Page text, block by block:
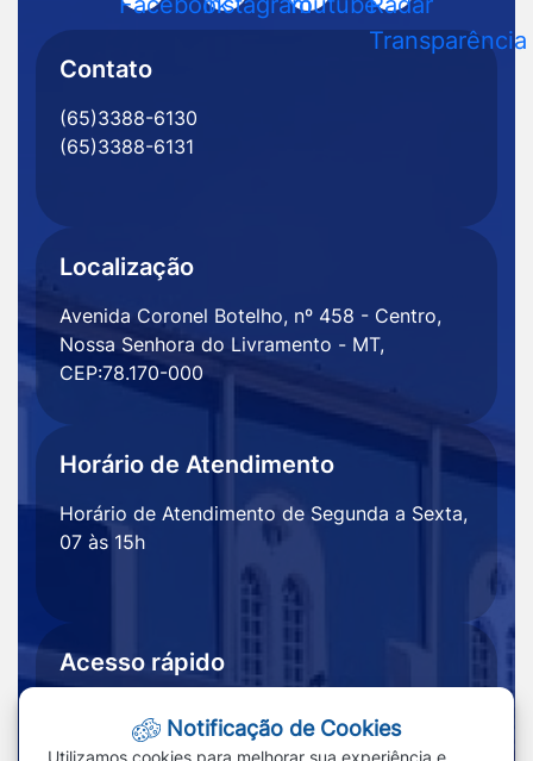
MT
a
Social
Facebook
a
a
a
Rede
Contato
(65)3388-6130
(65)3388-6131
Localização
Avenida Coronel Botelho, nº 458 - Centro,
Nossa Senhora do Livramento - MT,
CEP:78.170-000
Horário de Atendimento
Horário de Atendimento de Segunda a Sexta,
07 às 15h
Acesso rápido
Redefinir cookies
Notificação de Cookies
Utilizamos cookies para melhorar sua experiência e